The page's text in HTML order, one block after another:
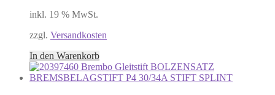
inkl. 19 % MwSt.
zzgl. Versandkosten
In den Warenkorb